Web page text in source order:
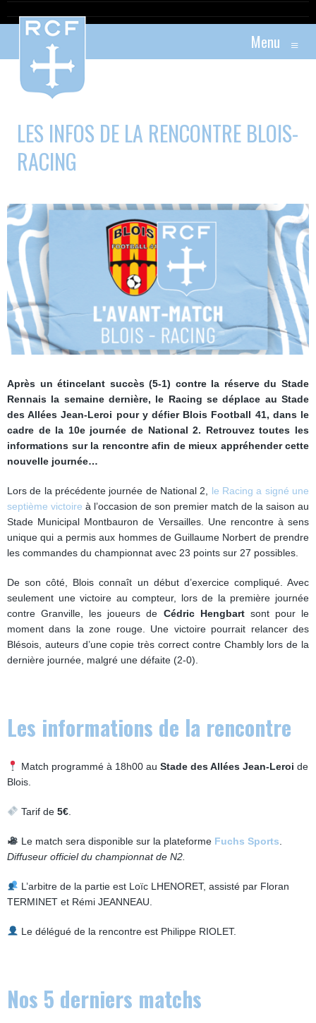
Menu ≡
LES INFOS DE LA RENCONTRE BLOIS-
RACING
Après un étincelant succès (5-1) contre la réserve du Stade
Rennais la semaine dernière, le Racing se déplace au Stade
des Allées Jean-Leroi pour y défier Blois Football 41, dans le
cadre de la 10e journée de National 2. Retrouvez toutes les
informations sur la rencontre afin de mieux appréhender cette
nouvelle journée…
Lors de la précédente journée de National 2, le Racing a signé une
septième victoire à l’occasion de son premier match de la saison au
Stade Municipal Montbauron de Versailles. Une rencontre à sens
unique qui a permis aux hommes de Guillaume Norbert de prendre
les commandes du championnat avec 23 points sur 27 possibles.
De son côté, Blois connaît un début d’exercice compliqué. Avec
seulement une victoire au compteur, lors de la première journée
contre Granville, les joueurs de Cédric Hengbartsont pour le
moment dans la zone rouge. Une victoire pourrait relancer des
Blésois, auteurs d’une copie très correct contre Chambly lors de la
dernière journée, malgré une défaite (2-0).
Les informations de la rencontre
Match programmé à 18h00 au Stade des Allées Jean-Leroi de
Blois.
Tarif de 5€.
Le match sera disponible sur la plateforme Fuchs Sports
Diffuseur officiel du championnat de N2.
L’arbitre de la partie est Loïc LHENORET, assisté par Floran
TERMINET et Rémi JEANNEAU.
Le délégué de la rencontre est Philippe RIOLET.
Nos 5 derniers matchs